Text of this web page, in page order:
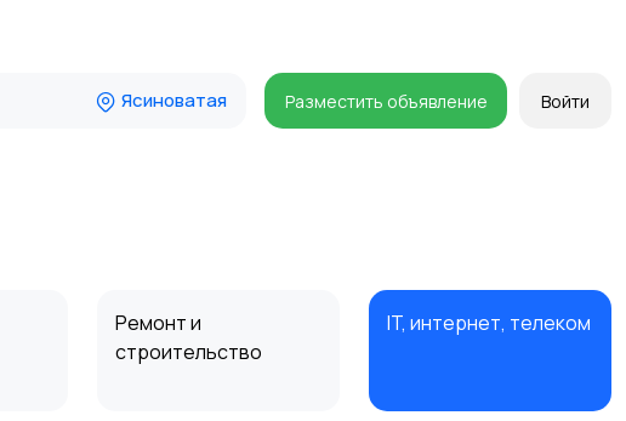
Ясиноватая Разместить объявление Войти
Ремонт и
строительство
IT, интернет, телеком